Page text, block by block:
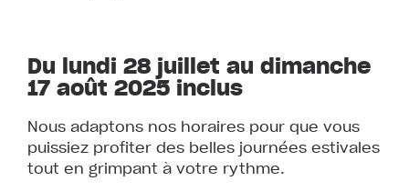
Du lundi 28 juillet au dimanche
17 août 2025 inclus
Nous adaptons nos horaires pour que vous
puissiez profiter des belles journées estivales
tout en grimpant à votre rythme.